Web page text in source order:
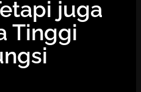
juga
Tinggi